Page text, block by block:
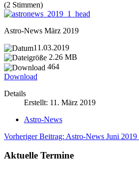
(2 Stimmen)
Astro-News März 2019
11.03.2019
2.26 MB
464
Download
Details
Erstellt: 11. März 2019
Astro-News
Vorheriger Beitrag: Astro-News Juni 2019
Aktuelle Termine